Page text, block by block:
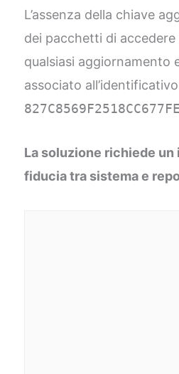
L’assenza della chiave
dei pacchetti di
qualsiasi aggiornamento
associato
La soluzione richiede
fiducia tra sistema e